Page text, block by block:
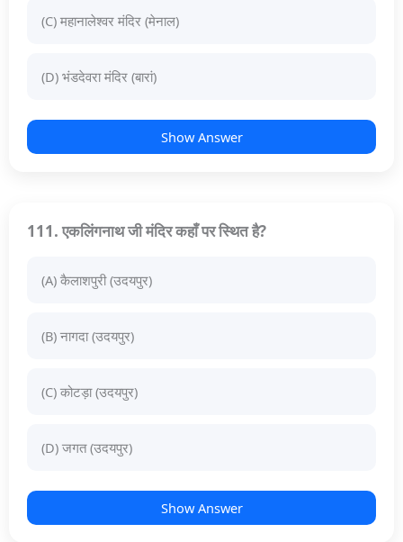
(C) महानालेश्वर मंदिर (मेनाल)
(D) भंडदेवरा मंदिर (बारां)
Show Answer
111. एकलिंगनाथ जी मंदिर कहाँ पर स्थित है?
(A) कैलाशपुरी (उदयपुर)
(B) नागदा (उदयपुर)
(C) कोटड़ा (उदयपुर)
(D) जगत (उदयपुर)
Show Answer